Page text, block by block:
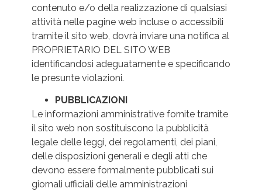
contenuto e/o della realizzazione di qualsiasi
attività nelle pagine web incluse o accessibili
tramite il sito web, dovrà inviare una notifica al
PROPRIETARIO DEL SITO WEB
identificandosi adeguatamente e specificando
le presunte violazioni.
PUBBLICAZIONI
Le informazioni amministrative fornite tramite
il sito web non sostituiscono la pubblicità
legale delle leggi, dei regolamenti, dei piani,
delle disposizioni generali e degli atti che
devono essere formalmente pubblicati sui
giornali ufficiali delle amministrazioni